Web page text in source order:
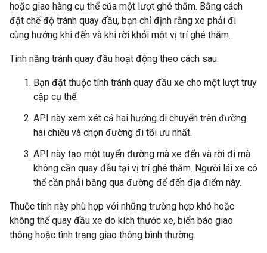
hoặc giao hàng cụ thể của một lượt ghé thăm. Bằng cách
đặt chế độ tránh quay đầu, bạn chỉ định rằng xe phải đi
cùng hướng khi đến và khi rời khỏi một vị trí ghé thăm.
Tính năng tránh quay đầu hoạt động theo cách sau:
Bạn đặt thuộc tính tránh quay đầu xe cho một lượt truy
cập cụ thể.
API này xem xét cả hai hướng di chuyển trên đường
hai chiều và chọn đường đi tối ưu nhất.
API này tạo một tuyến đường mà xe đến và rời đi mà
không cần quay đầu tại vị trí ghé thăm. Người lái xe có
thể cần phải băng qua đường để đến địa điểm này.
Thuộc tính này phù hợp với những trường hợp khó hoặc
không thể quay đầu xe do kích thước xe, biển báo giao
thông hoặc tình trạng giao thông bình thường.